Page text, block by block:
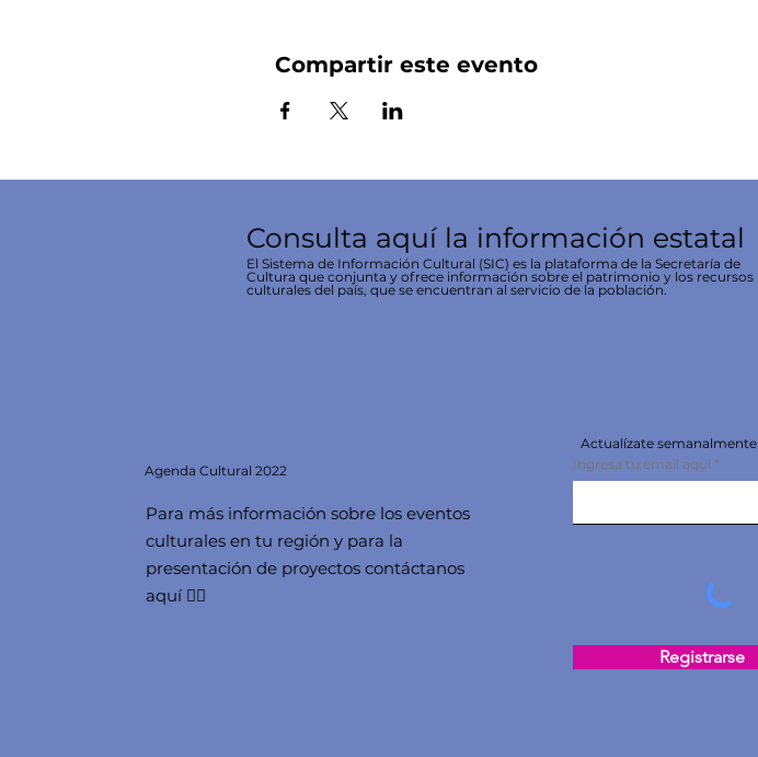
Compartir este evento
Consulta aquí la información estatal
El Sistema de Información Cultural (SIC) es la plataforma de la Secretaría de
Cultura que conjunta y ofrece información sobre el patrimonio y los recursos
culturales del país, que se encuentran al servicio de la población.
AgendaCultural 2022
Para más información sobre los eventos
culturales en tu región y para la
presentación de proyectos contáctanos
aquí 👇🏻
Actualízate semanalmente
Ingresa tu email aquí
Registrarse